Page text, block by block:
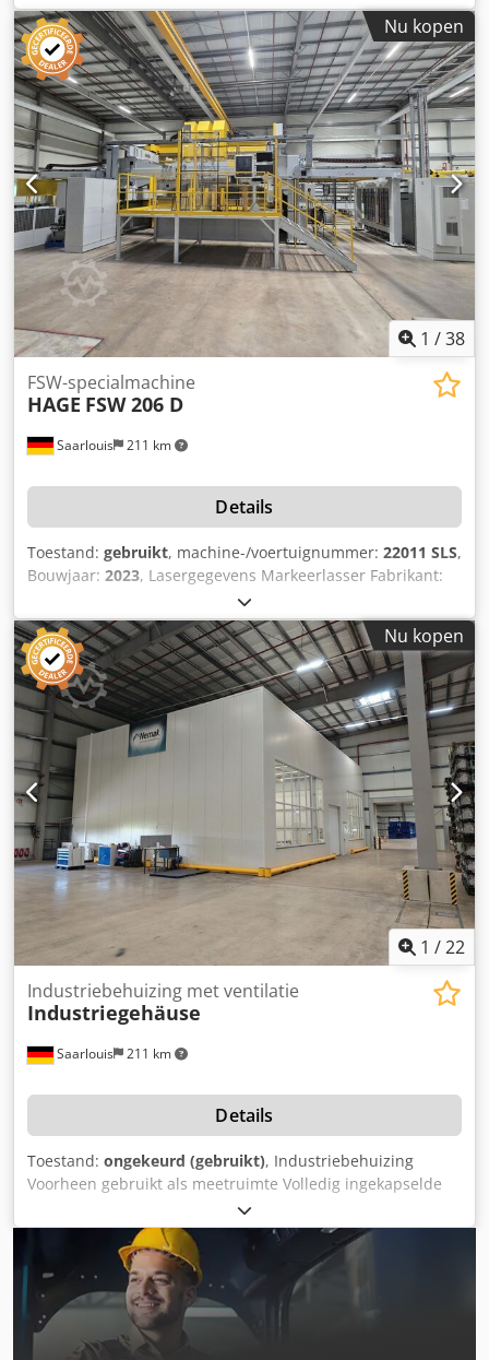
mm Dcedpfszilrhox Ammsk
Nu kopen
1 /38
Saarlouis 211 km
FSW-specialmachine
HAGE FSW 206 D
Details
Toestand: gebruikt, machine-/voertuignummer: 22011 SLS,
Bouwjaar: 2023, Lasergegevens Markeerlasser Fabrikant:
Keyence Model: MD-X2520A Lasertype: YVO₄-laser
Laserklasse: 4 Golflengte: 1063 nm Uitgangsvermogen: 25
W Laserpositie-detectie Lasertype: Halfgeleiderlaser
Laserklasse: 3R Golflengte: 683 nm Uitgangsvermogen: 5,0
mW Gidslaser / Afstandaanduiding Lasertype:
Halfgeleiderlaser Laserklasse: 2 Golflengte: 655 nm
Uitgangsvermogen: 1,0 mW Elektrische gegevens Nominale
spanning: 400 VAC Dcjdpfx Aezilv Hsmmjk Frequentie: 50
Hz Besturingsspanning: 24 VDC Nominale stroom: 23 A
Vermogen: 15 kW Reservezekering: 50 A Diversiteitsfactor:
0,9 Voeding: 3× 400 V + PE
Nu kopen
1 /22
Saarlouis 211 km
Industriebehuizing met ventilatie
Industriegehäuse
Details
Toestand: ongekeurd (gebruikt), Industriebehuizing
Voorheen gebruikt als meetruimte Volledig ingekapselde
industriële behuizing Afmetingen Roldeur ca. 3500 × 2960
× 2960 mm Volledige omkasting ca. 22.000 × 15.000 × 9.000
mm Heftoestellen ABUS bovenloopkraan Hefvermogen: 1
ton Ventilatie- en airconditioningsysteem 2 buitendelen
van Mitsubishi Electric Mitsubishi unit 1 Type: PUZ-
M125VKA2 Bouwjaar: 2022 Dcodpfszilmxex Ammek
Mitsubishi unit 2 Type: PUZ-M125VKA2 Bouwjaar: 2022